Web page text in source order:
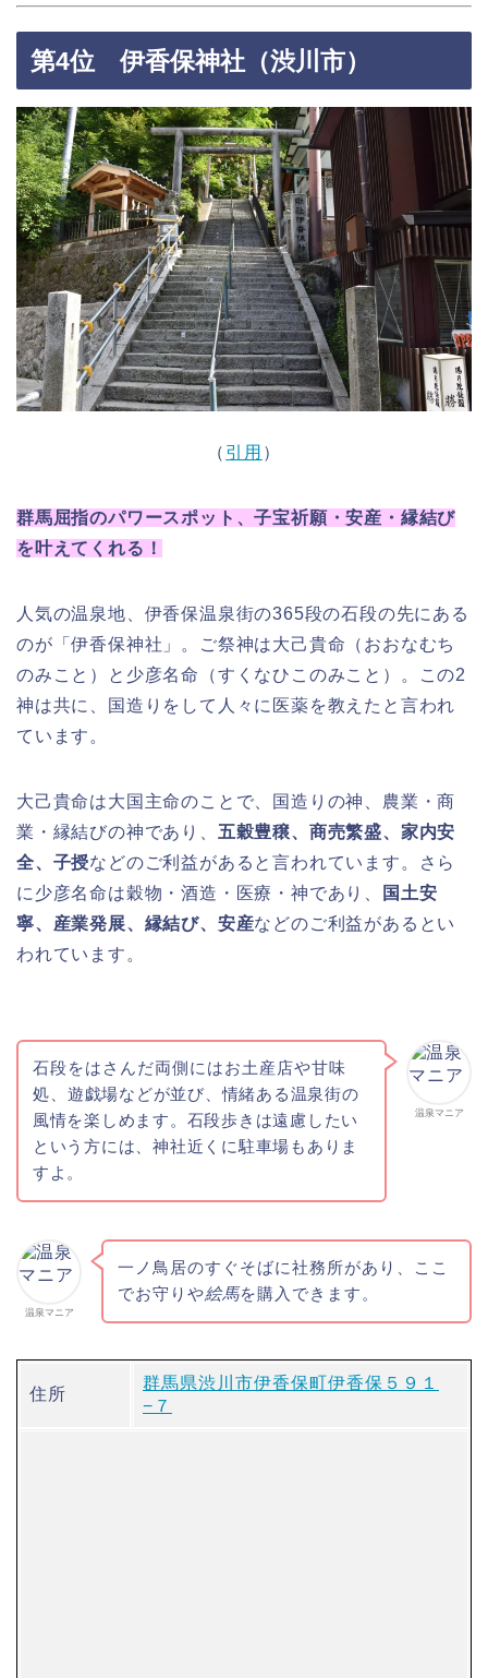
第4位 伊香保神社（渋川市）
（ 引用 ）
群馬屈指のパワースポット、子宝祈願・安産・縁結び
を叶えてくれる！
人気の温泉地、伊香保温泉街の365段の石段の先にある
のが「伊香保神社」。ご祭神は大己貴命（おおなむち
のみこと）と少彦名命（すくなひこのみこと）。この2
神は共に、国造りをして人々に医薬を教えたと言われ
ています。
大己貴命は大国主命のことで、国造りの神、農業・商
業・縁結びの神であり、 五穀豊穣、商売繁盛、家内安
全、子授などのご利益があると言われています。さら
に少彦名命は穀物・酒造・医療・神であり、
国土安
寧、産業発展、縁結び、安産などのご利益があるとい
われています。
温泉マニア
石段をはさんだ両側にはお土産店や甘味
処、 遊戯場などが並び、情緒ある温泉街の
風情を楽しめます。 石段歩きは遠慮したい
という方には、神社近くに駐車場もありま
すよ。
温泉マニア
一ノ鳥居のすぐそばに社務所があり、ここ
でお守りや絵馬を購入できます。
住所
群馬県渋川市伊香保町伊香保５９１
−７